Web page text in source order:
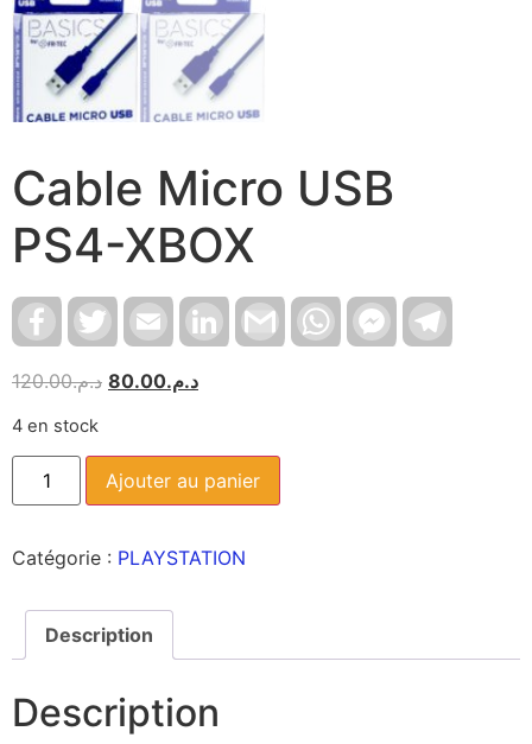
Cable Micro USB
PS4-XBOX
FacebookTwitter Email LinkedInGmail WhatsAppFacebook
Messenger
د.م.120.00 د.م.80.00
4 en stock
Ajouter au panier
Catégorie : PLAYSTATION
Description
Description